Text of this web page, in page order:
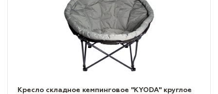
Кресло складное кемпинговое "KYODA" круглое